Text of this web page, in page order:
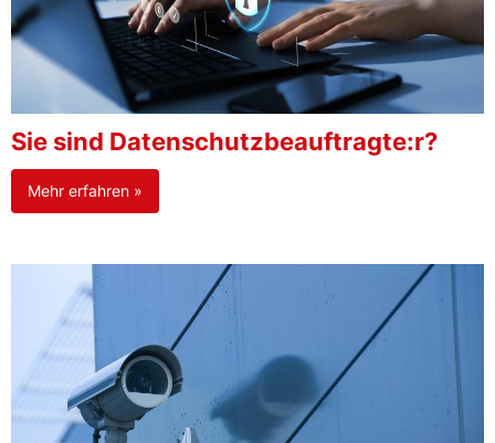
Sie sind Datenschutzbeauftragte:r?
Mehr erfahren »